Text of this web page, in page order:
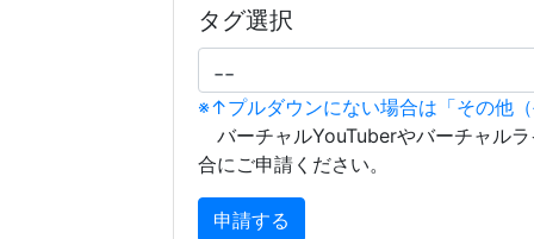
タグ選択
※↑プルダウンにない場合は「その他
バーチャルYouTuberやバーチャル
合にご申請ください。
申請する